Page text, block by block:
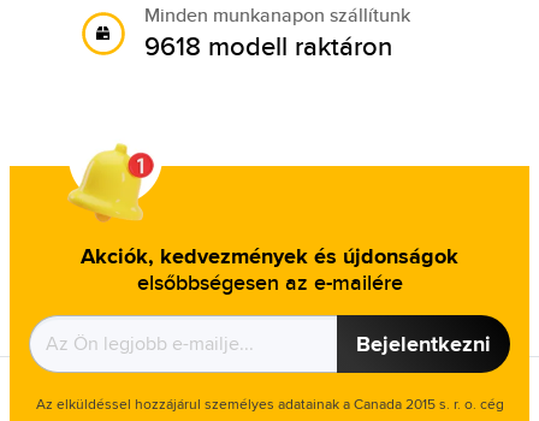
Minden munkanapon szállítunk
9618 modell raktáron
Akciók, kedvezmények és újdonságok
elsőbbségesen az e-mailére
Bejelentkezni
Az elküldéssel hozzájárul személyes adatainak a Canada 2015 s. r. o. cég